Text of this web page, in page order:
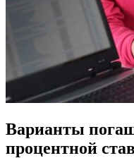
Варианты
процентной